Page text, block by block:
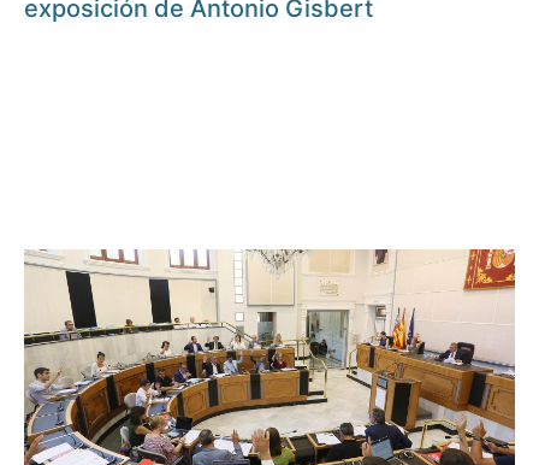
exposición de Antonio Gisbert